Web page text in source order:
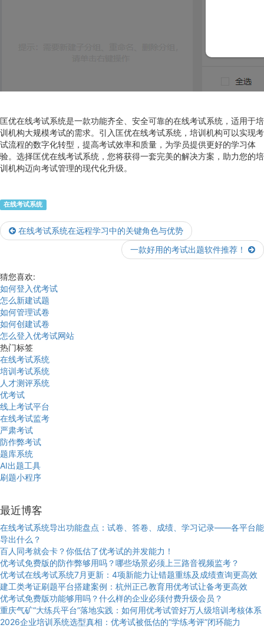
匡优在线考试系统是一款功能齐全、安全可靠的在线考试系统，适用于培
训机构大规模考试的需求。引入匡优在线考试系统，培训机构可以实现考
试流程的数字化转型，提高考试效率和质量，为学员提供更好的学习体
验。选择匡优在线考试系统，您将获得一套完美的解决方案，助力您的培
训机构迈向考试管理的现代化升级。
在线考试系统
在线考试系统在远程学习中的关键角色与优势
一款好用的考试出题软件推荐！
猜您喜欢:
如何登入优考试
怎么新建试题
如何管理试卷
如何创建试卷
怎么登入优考试网站
热门标签
在线考试系统
培训考试系统
人才测评系统
优考试
线上考试平台
在线考试监考
严肃考试
防作弊考试
题库系统
AI出题工具
刷题小程序
最近博客
在线考试系统导出功能盘点：试卷、答卷、成绩、学习记录——各平台能
导出什么？
百人同考就会卡？你低估了优考试的并发能力！
优考试免费版的防作弊够用吗？哪些场景必须上三路音视频监考？
优考试在线考试系统7月更新：4项新能力让错题重练及成绩查询更高效
建工类考证刷题平台搭建案例：杭州正己教育用优考试让备考更高效
优考试免费版功能够用吗？什么样的企业必须付费升级会员？
重庆气矿“大练兵平台”落地实践：如何用优考试管好万人级培训考核体系
2026企业培训系统选型真相：优考试被低估的“学练考评”闭环能力